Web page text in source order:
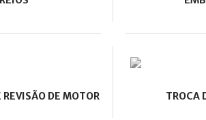
DE MOTOR TROCA